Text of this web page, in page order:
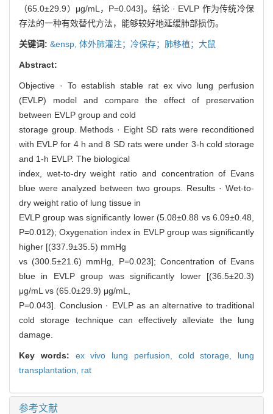
（65.0±29.9）μg/mL，P=0.043]。结论 · EVLP 作为传统冷保
存法的一种有效替代方法，能够较好地延缓肺部损伤。
关键词: &ensp, 体外肺灌注；冷保存；肺移植；大鼠
Abstract:
Objective · To establish stable rat ex vivo lung perfusion
(EVLP) model and compare the effect of preservation
between EVLP group and cold
storage group. Methods · Eight SD rats were reconditioned
with EVLP for 4 h and 8 SD rats were under 3-h cold storage
and 1-h EVLP. The biological
index, wet-to-dry weight ratio and concentration of Evans
blue were analyzed between two groups. Results · Wet-to-
dry weight ratio of lung tissue in
EVLP group was significantly lower (5.08±0.88 vs 6.09±0.48,
P=0.012); Oxygenation index in EVLP group was significantly
higher [(337.9±35.5) mmHg
vs (300.5±21.6) mmHg, P=0.023]; Concentration of Evans
blue in EVLP group was significantly lower [(36.5±20.3)
μg/mL vs (65.0±29.9) μg/mL,
P=0.043]. Conclusion · EVLP as an alternative to traditional
cold storage technique can effectively alleviate the lung
damage.
Key words: ex vivo lung perfusion, cold storage, lung
transplantation, rat
参考文献